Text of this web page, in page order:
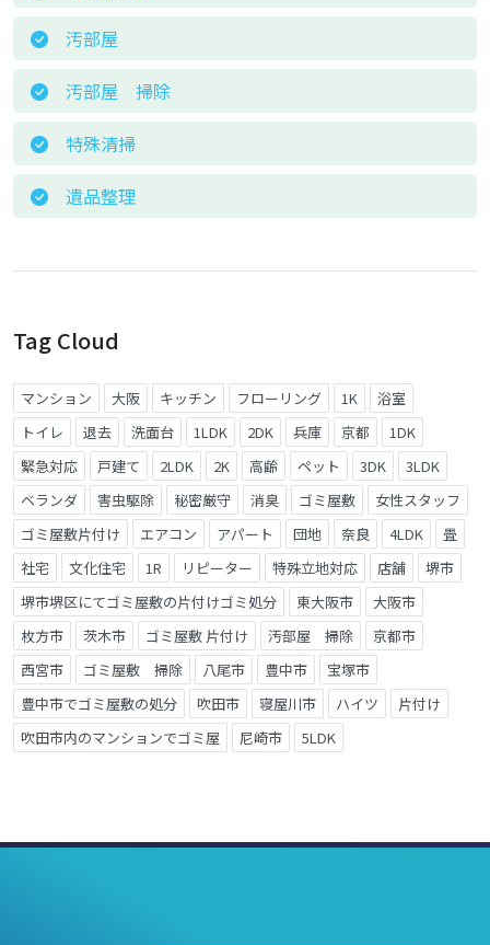
汚部屋
汚部屋 掃除
特殊清掃
遺品整理
Tag Cloud
マンション 大阪 キッチン フローリング 1K
浴室
トイレ
退去 洗面台 1LDK 2DK 兵庫 京都
1DK
緊急対応
戸建て 2LDK 2K 高齢 ペット 3DK
3LDK
ベランダ
害虫駆除 秘密厳守 消臭 ゴミ屋敷
女性スタッフ
ゴミ屋敷片付け
エアコン アパート 団地 奈良 4LDK
畳
社宅
文化住宅 1R リピーター 特殊立地対応 店舗
堺市
堺市堺区にてゴミ屋敷の片付けゴミ処分
東大阪市
大阪市
枚方市
茨木市 ゴミ屋敷 片付け 汚部屋 掃除
京都市
西宮市
ゴミ屋敷 掃除 八尾市 豊中市
宝塚市
豊中市でゴミ屋敷の処分
吹田市 寝屋川市 ハイツ
片付け
吹田市内のマンションでゴミ屋
尼崎市 5LDK